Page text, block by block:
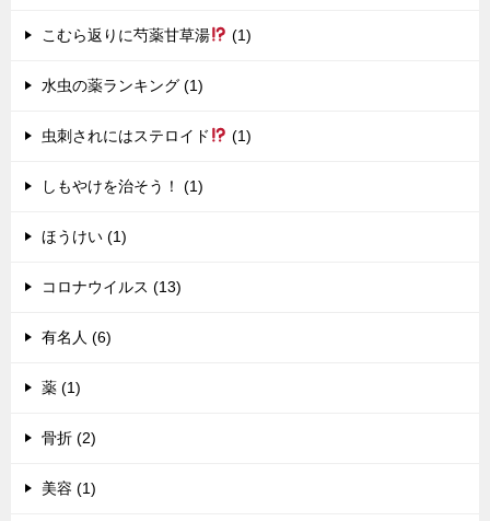
こむら返りに芍薬甘草湯 (1)
水虫の薬ランキング (1)
虫刺されにはステロイド (1)
しもやけを治そう！ (1)
ほうけい (1)
コロナウイルス (13)
有名人 (6)
薬 (1)
骨折 (2)
美容 (1)